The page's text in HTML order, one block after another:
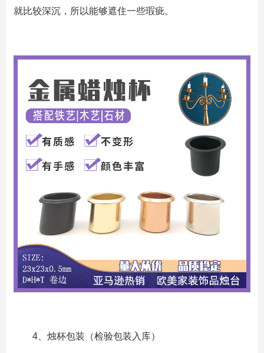
就比较深沉，所以能够遮住一些瑕疵。
4、烛杯包装（检验包装入库）